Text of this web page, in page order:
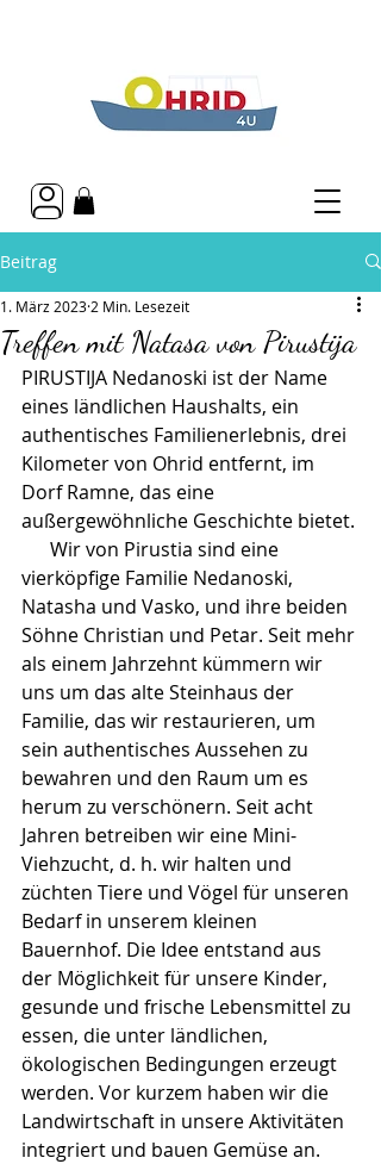
Beitrag
Treffen mit Natasa von Pirustija
1. März 2023 2 Min. Lesezeit
PIRUSTIJA Nedanoski ist der Name
eines ländlichen Haushalts, ein
authentisches Familienerlebnis, drei
Kilometer von Ohrid entfernt, im
Dorf Ramne, das eine
außergewöhnliche Geschichte bietet.
vierköpfige Familie Nedanoski,
Natasha und Vasko, und ihre beiden
Söhne Christian und Petar. Seit mehr
als einem Jahrzehnt kümmern wir
uns um das alte Steinhaus der
Familie, das wir restaurieren, um
sein authentisches Aussehen zu
bewahren und den Raum um es
herum zu verschönern. Seit acht
Jahren betreiben wir eine Mini-
Viehzucht, d. h. wir halten und
züchten Tiere und Vögel für unseren
Bedarf in unserem kleinen
Bauernhof. Die Idee entstand aus
der Möglichkeit für unsere Kinder,
gesunde und frische Lebensmittel zu
essen, die unter ländlichen,
ökologischen Bedingungen erzeugt
werden. Vor kurzem haben wir die
Landwirtschaft in unsere Aktivitäten
integriert und bauen Gemüse an.